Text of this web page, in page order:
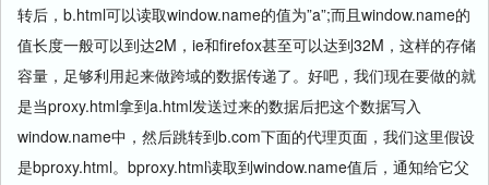
转后，b.html可以读取window.name的值为”a”;而且window.name的
值长度一般可以到达2M，ie和firefox甚至可以达到32M，这样的存储
容量，足够利用起来做跨域的数据传递了。好吧，我们现在要做的就
是当proxy.html拿到a.html发送过来的数据后把这个数据写入
window.name中，然后跳转到b.com下面的代理页面，我们这里假设
是bproxy.html。bproxy.html读取到window.name值后，通知给它父